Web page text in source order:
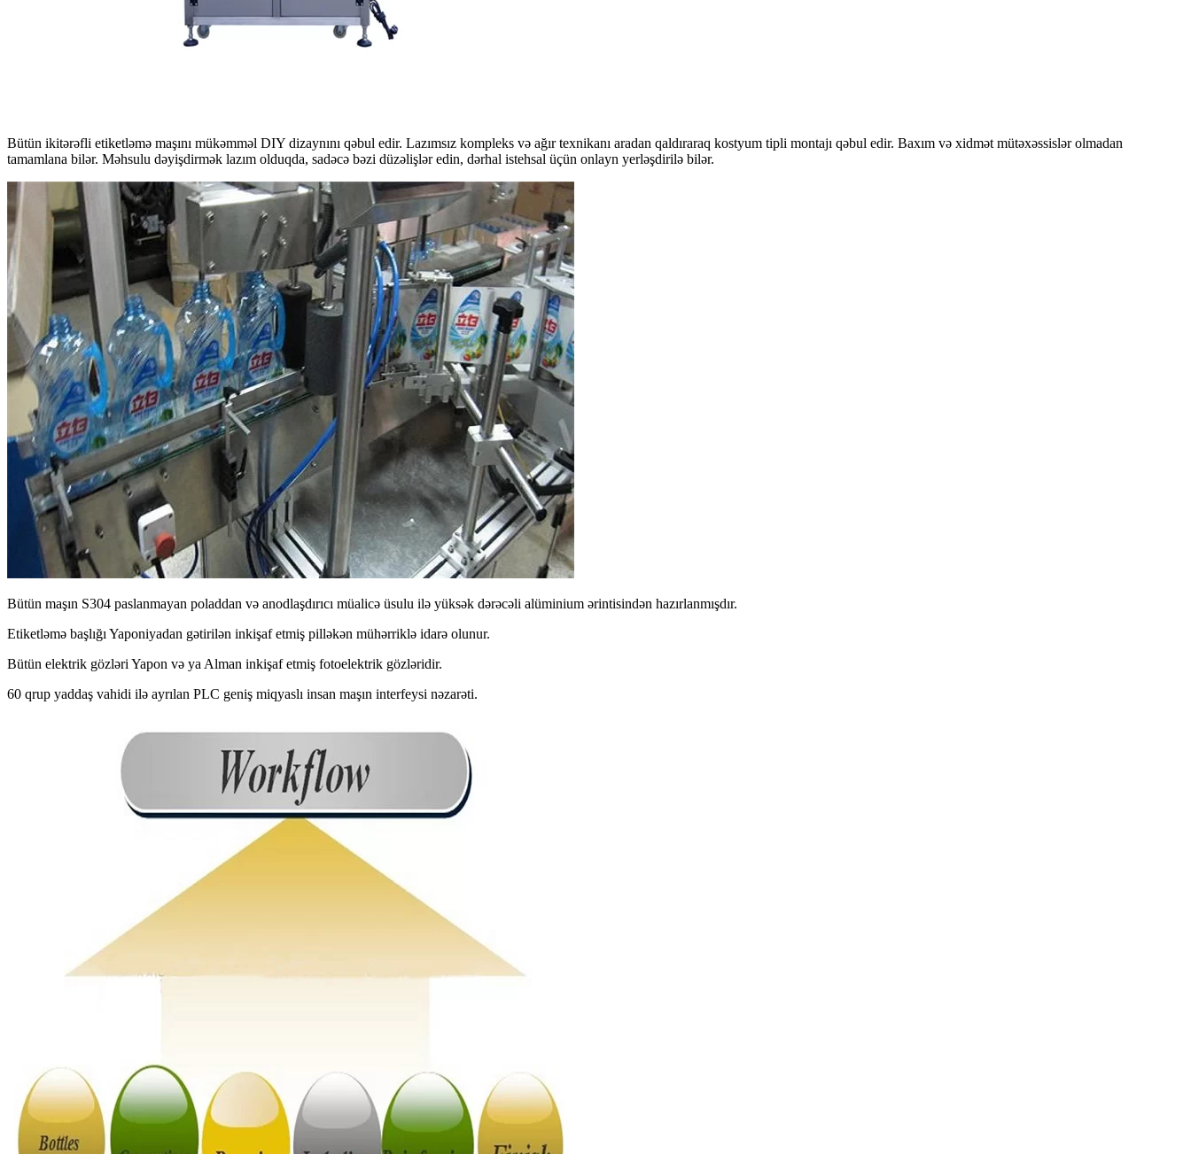
Bütün ikitərəfli etiketləmə maşını mükəmməl DIY dizaynını qəbul edir. Lazımsız kompleks və ağır texnikanı aradan qaldıraraq kostyum tipli montajı qəbul edir. Baxım və xidmət mütəxəssislər olmadan
tamamlana bilər. Məhsulu dəyişdirmək lazım olduqda, sadəcə bəzi düzəlişlər edin, dərhal istehsal üçün onlayn yerləşdirilə bilər.
Bütün maşın S304 paslanmayan poladdan və anodlaşdırıcı müalicə üsulu ilə yüksək dərəcəli alüminium ərintisindən hazırlanmışdır.
Etiketləmə başlığı Yaponiyadan gətirilən inkişaf etmiş pilləkən mühərriklə idarə olunur.
Bütün elektrik gözləri Yapon və ya Alman inkişaf etmiş fotoelektrik gözləridir.
60 qrup yaddaş vahidi ilə ayrılan PLC geniş miqyaslı insan maşın interfeysi nəzarəti.